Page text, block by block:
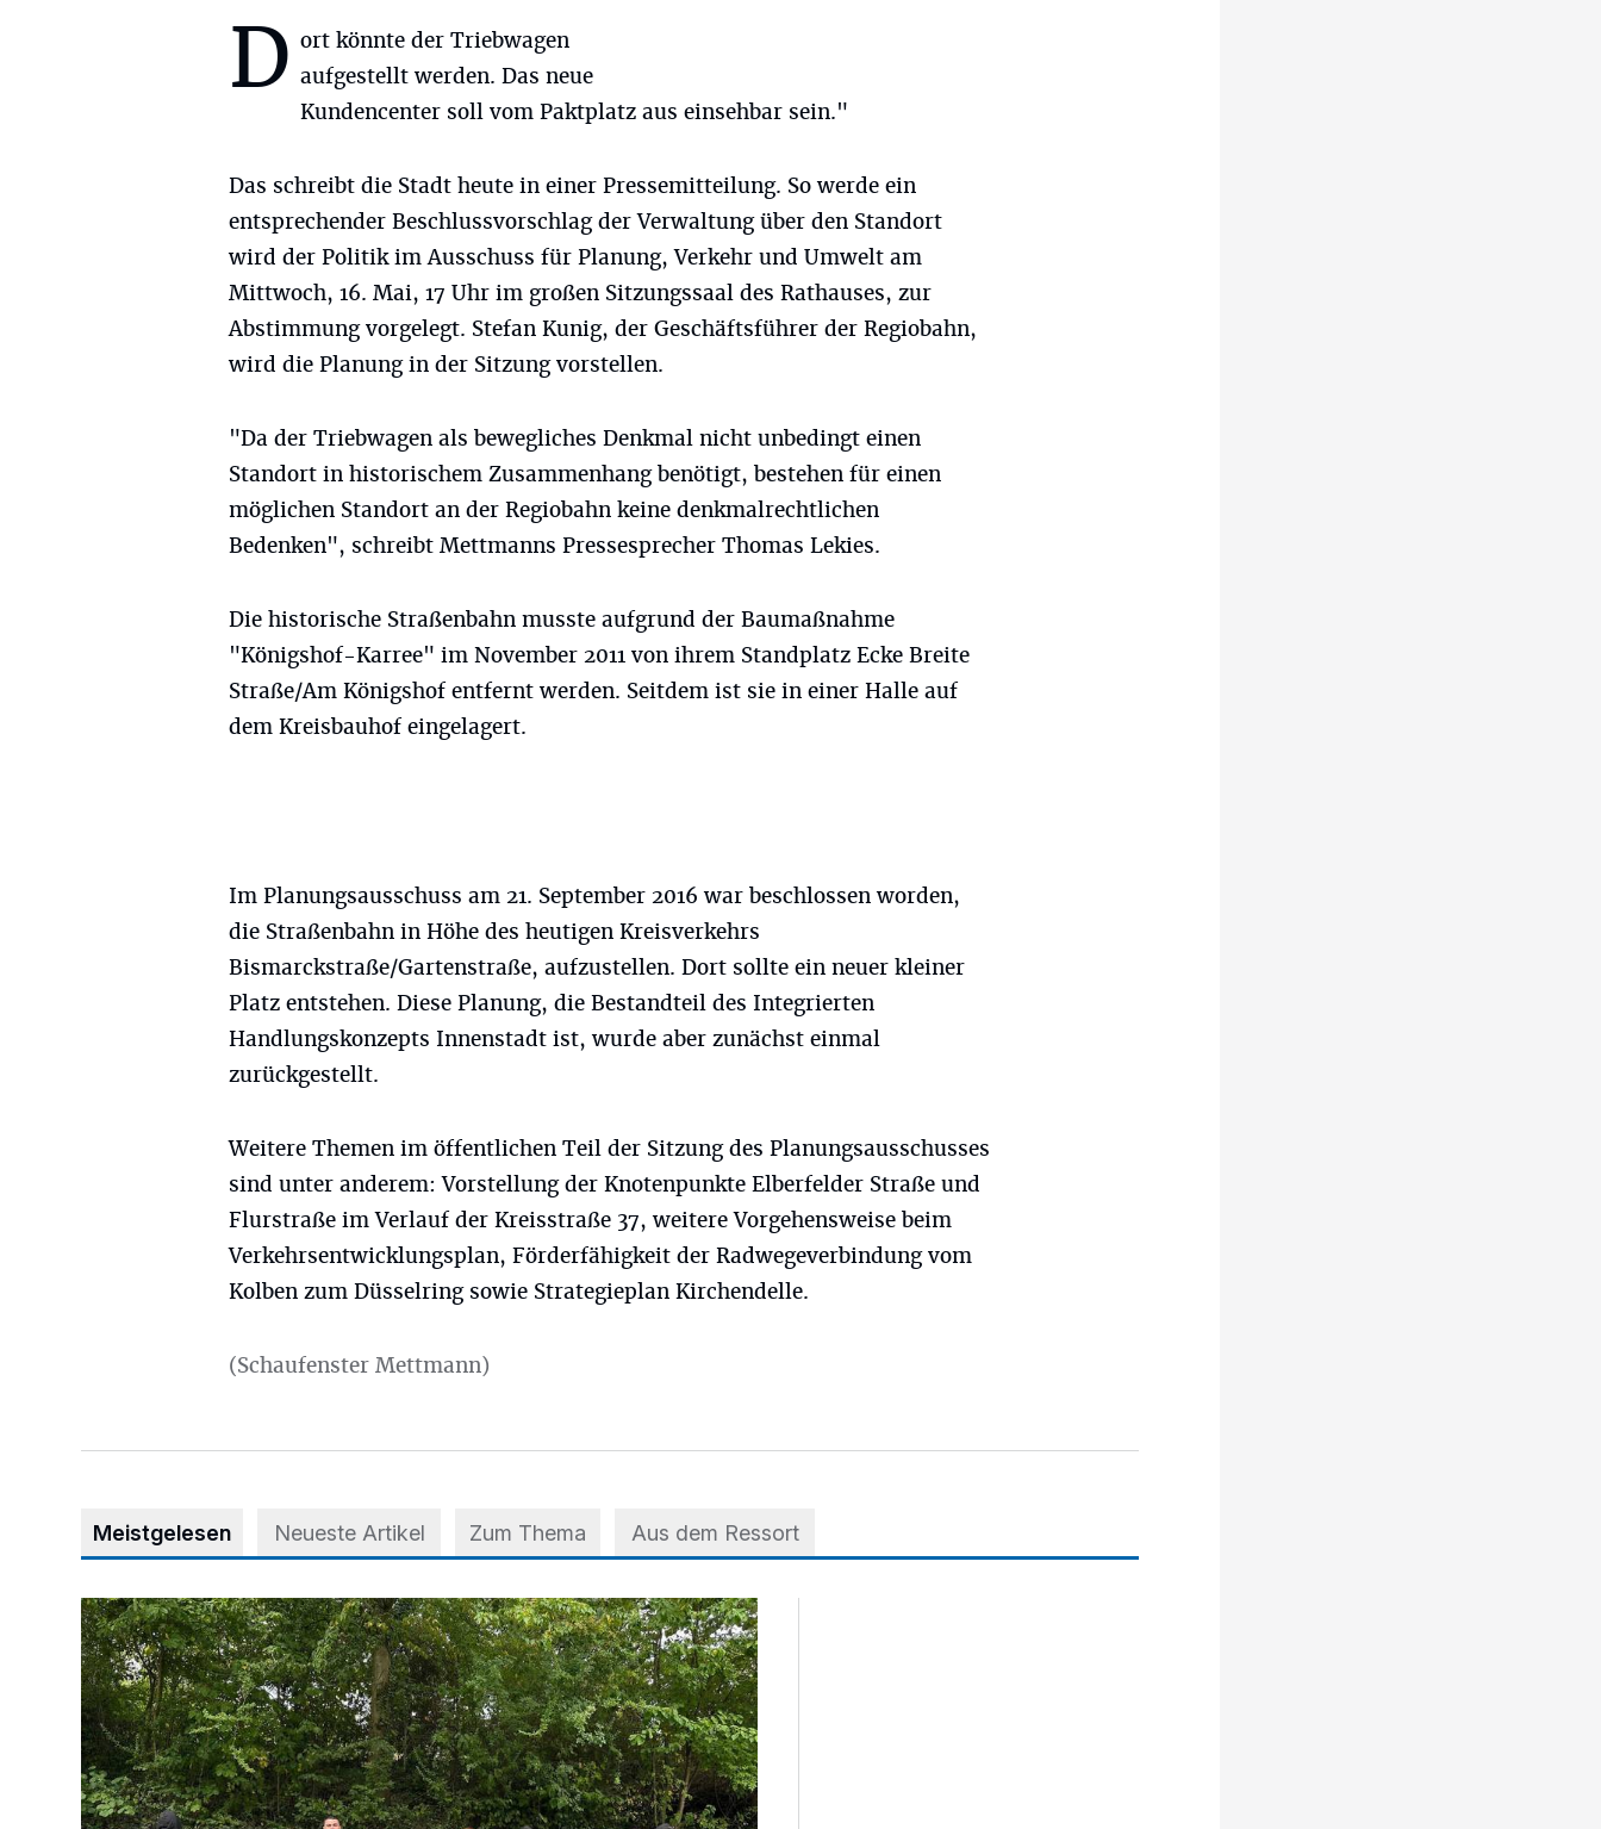
D ort könnte der Triebwagen
aufgestellt werden. Das neue
Kundencenter soll vom Paktplatz aus einsehbar sein."
Das schreibt die Stadt heute in einer Pressemitteilung. So werde ein
entsprechender Beschlussvorschlag der Verwaltung über den Standort
wird der Politik im Ausschuss für Planung, Verkehr und Umwelt am
Mittwoch, 16. Mai, 17 Uhr im großen Sitzungssaal des Rathauses, zur
Abstimmung vorgelegt. Stefan Kunig, der Geschäftsführer der Regiobahn,
wird die Planung in der Sitzung vorstellen.
"Da der Triebwagen als bewegliches Denkmal nicht unbedingt einen
Standort in historischem Zusammenhang benötigt, bestehen für einen
möglichen Standort an der Regiobahn keine denkmalrechtlichen
Bedenken", schreibt Mettmanns Pressesprecher Thomas Lekies.
Die historische Straßenbahn musste aufgrund der Baumaßnahme
"Königshof-Karree" im November 2011 von ihrem Standplatz Ecke Breite
Straße/Am Königshof entfernt werden. Seitdem ist sie in einer Halle auf
dem Kreisbauhof eingelagert.
Im Planungsausschuss am 21. September 2016 war beschlossen worden,
die Straßenbahn in Höhe des heutigen Kreisverkehrs
Bismarckstraße/Gartenstraße, aufzustellen. Dort sollte ein neuer kleiner
Platz entstehen. Diese Planung, die Bestandteil des Integrierten
Handlungskonzepts Innenstadt ist, wurde aber zunächst einmal
zurückgestellt.
Weitere Themen im öffentlichen Teil der Sitzung des Planungsausschusses
sind unter anderem: Vorstellung der Knotenpunkte Elberfelder Straße und
Flurstraße im Verlauf der Kreisstraße 37, weitere Vorgehensweise beim
Verkehrsentwicklungsplan, Förderfähigkeit der Radwegeverbindung vom
Kolben zum Düsselring sowie Strategieplan Kirchendelle.
(Schaufenster Mettmann)
Meistgelesen Neueste Artikel Zum Thema Aus dem Ressort
Aus Grau wird Haltung